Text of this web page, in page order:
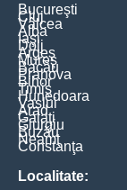
Bucureşti
Cluj
Vâlcea
Alba
Iaşi
Dolj
Argeş
Mureş
Bacău
Prahova
Bihor
Timiş
Hunedoara
Vaslui
Arad
Galaţi
Giurgiu
Buzău
Neamţ
Constanţa
Localitate: